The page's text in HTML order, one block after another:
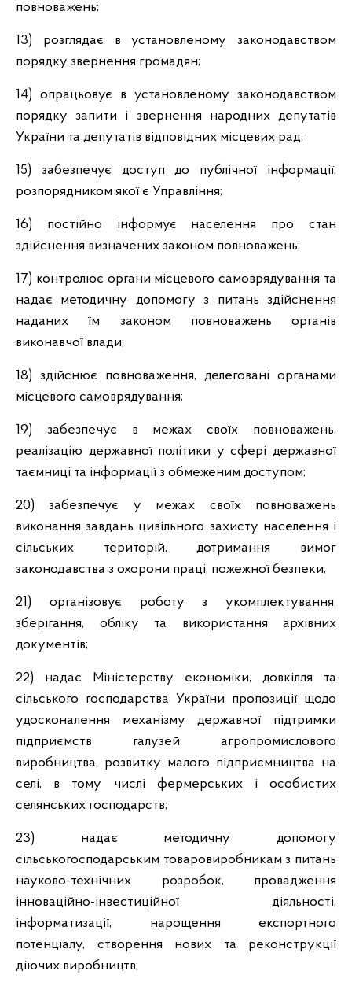
повноважень;
13) розглядає в установленому законодавством
порядку звернення громадян;
14) опрацьовує в установленому законодавством
порядку запити і звернення народних депутатів
України та депутатів відповідних місцевих рад;
15) забезпечує доступ до публічної інформації,
розпорядником якої є Управління;
16) постійно інформує населення про стан
здійснення визначених законом повноважень;
17) контролює органи місцевого самоврядування та
надає методичну допомогу з питань здійснення
наданих їм законом повноважень органів
виконавчої влади;
18) здійснює повноваження, делеговані органами
місцевого самоврядування;
19) забезпечує в межах своїх повноважень,
реалізацію державної політики у сфері державної
таємниці та інформації з обмеженим доступом;
20) забезпечує у межах своїх повноважень
виконання завдань цивільного захисту населення і
сільських територій, дотримання вимог
законодавства з охорони праці, пожежної безпеки;
21) організовує роботу з укомплектування,
зберігання, обліку та використання архівних
документів;
22) надає Міністерству економіки, довкілля та
сільського господарства України пропозиції щодо
удосконалення механізму державної підтримки
підприємств галузей агропромислового
виробництва, розвитку малого підприємництва на
селі, в тому числі фермерських і особистих
селянських господарств;
23) надає методичну допомогу
сільськогосподарським товаровиробникам з питань
науково-технічних розробок, провадження
інноваційно-інвестиційної діяльності,
інформатизації, нарощення експортного
потенціалу, створення нових та реконструкції
діючих виробництв;